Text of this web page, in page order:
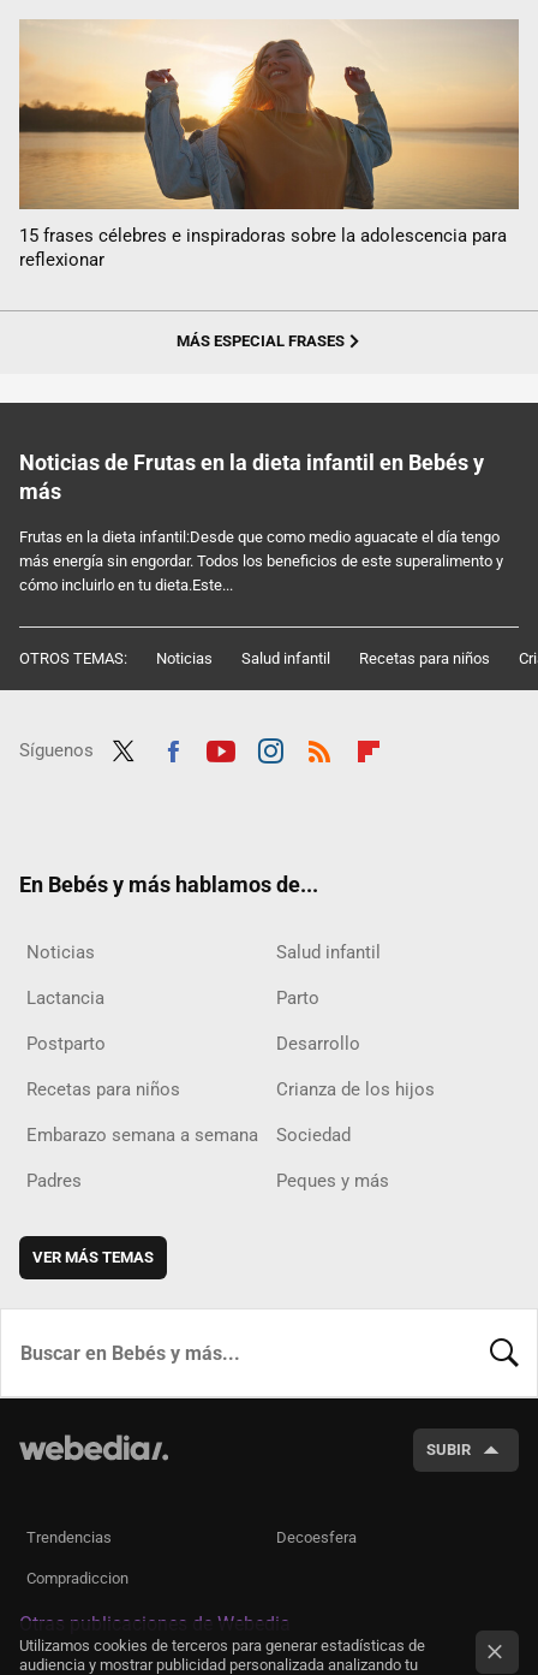
15 frases célebres e inspiradoras sobre la adolescencia para
reflexionar
MÁS ESPECIAL FRASES
Noticias de Frutas en la dieta infantil en Bebés y
más
Frutas en la dieta infantil:Desde que como medio aguacate el día tengo
más energía sin engordar. Todos los beneficios de este superalimento y
cómo incluirlo en tu dieta.Este...
OTROS TEMAS: Noticias Salud infantil Recetas para niños
Síguenos
En Bebés y más hablamos de...
Noticias Salud infantil
Lactancia Parto
Postparto Desarrollo
Recetas para niños Crianza de los hijos
Embarazo semana a semana Sociedad
Padres Peques y más
VER MÁS TEMAS
SUBIR
Trendencias Decoesfera
Compradiccion
Otras publicaciones de Webedia
Utilizamos cookies de terceros para generar estadísticas de
audiencia y mostrar publicidad personalizada analizando tu